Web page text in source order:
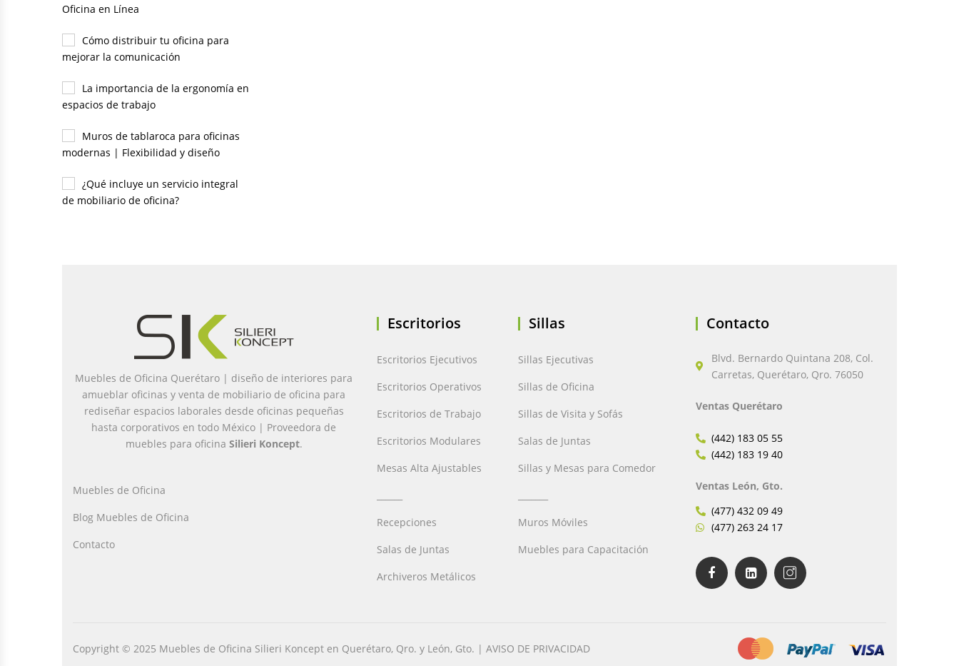
Oficina en Línea
Cómo distribuir tu oficina para
mejorar la comunicación
La importancia de la ergonomía en
espacios de trabajo
Muros de tablaroca para oficinas
modernas | Flexibilidad y diseño
¿Qué incluye un servicio integral
de mobiliario de oficina?
Muebles de Oficina Querétaro | diseño de interiores para
amueblar oficinas y venta de mobiliario de oficina para
rediseñar espacios laborales desde oficinas pequeñas
hasta corporativos en todo México | Proveedora de
muebles para oficina Silieri Koncept.
Muebles de Oficina
Blog Muebles de Oficina
Contacto
Escritorios
Escritorios Ejecutivos
Escritorios Operativos
Escritorios de Trabajo
Escritorios Modulares
Mesas Alta Ajustables
Recepciones
Salas de Juntas
Archiveros Metálicos
Sillas
Sillas Ejecutivas
Sillas de Oficina
Sillas de Visita y Sofás
Salas de Juntas
Sillas y Mesas para Comedor
Muros Móviles
Muebles para Capacitación
Contacto
Blvd. Bernardo Quintana 208, Col.
Carretas, Querétaro, Qro. 76050
Ventas Querétaro
(442) 183 05 55
(442) 183 19 40
Ventas León, Gto.
(477) 432 09 49
(477) 263 24 17
Copyright © 2025 Muebles de Oficina Silieri Koncept en Querétaro, Qro. y León, Gto. | AVISO DE PRIVACIDAD